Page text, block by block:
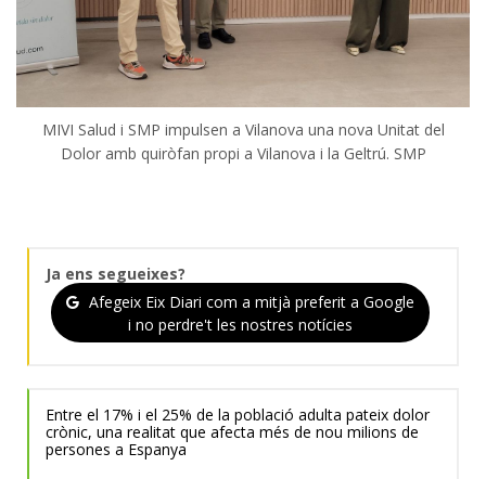
MIVI Salud i SMP impulsen a Vilanova una nova Unitat del
Dolor amb quiròfan propi a Vilanova i la Geltrú. SMP
Ja ens segueixes?
Afegeix Eix Diari com a mitjà preferit a Google
i no perdre't les nostres notícies
Entre el 17% i el 25% de la població adulta pateix dolor
crònic, una realitat que afecta més de nou milions de
persones a Espanya